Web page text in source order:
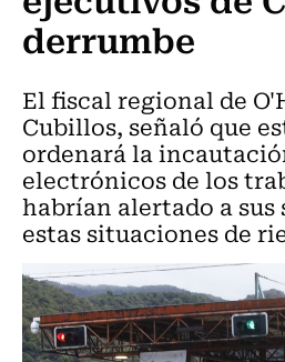
derrumbe
El fiscal regional de
Cubillos, señaló que
ordenará la
electrónicos de los
habrían alertado a sus
estas situaciones de